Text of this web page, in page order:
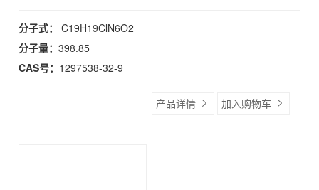
分子式： C19H19ClN6O2
分子量： 398.85
CAS号： 1297538-32-9
产品详情 加入购物车